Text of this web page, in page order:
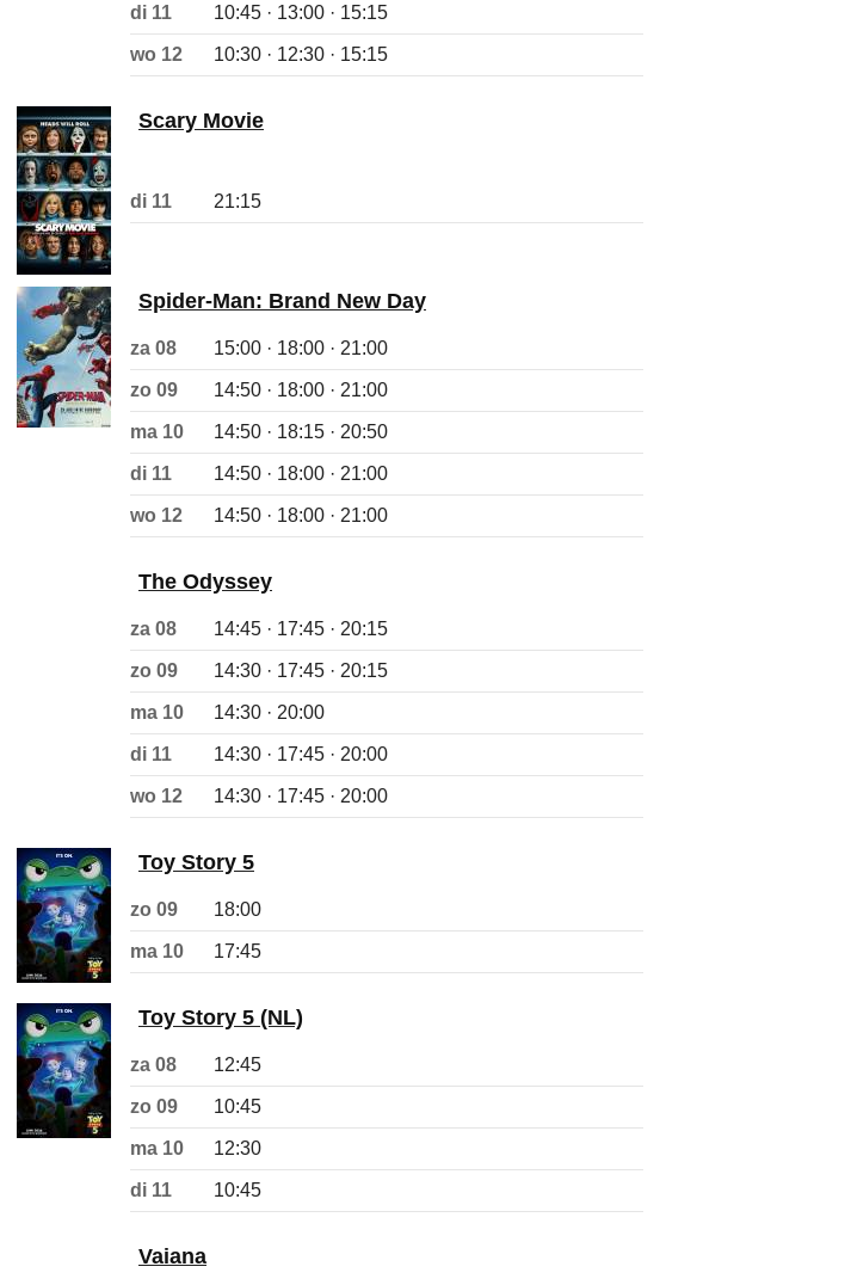
di 11 10:45 · 13:00 · 15:15
wo 12 10:30 · 12:30 · 15:15
Scary Movie
di 11 21:15
Spider-Man: Brand New Day
za 08 15:00 · 18:00 · 21:00
zo 09 14:50 · 18:00 · 21:00
ma 10 14:50 · 18:15 · 20:50
di 11 14:50 · 18:00 · 21:00
wo 12 14:50 · 18:00 · 21:00
The Odyssey
za 08 14:45 · 17:45 · 20:15
zo 09 14:30 · 17:45 · 20:15
ma 10 14:30 · 20:00
di 11 14:30 · 17:45 · 20:00
wo 12 14:30 · 17:45 · 20:00
Toy Story 5
zo 09 18:00
ma 10 17:45
Toy Story 5 (NL)
za 08 12:45
zo 09 10:45
ma 10 12:30
di 11 10:45
Vaiana